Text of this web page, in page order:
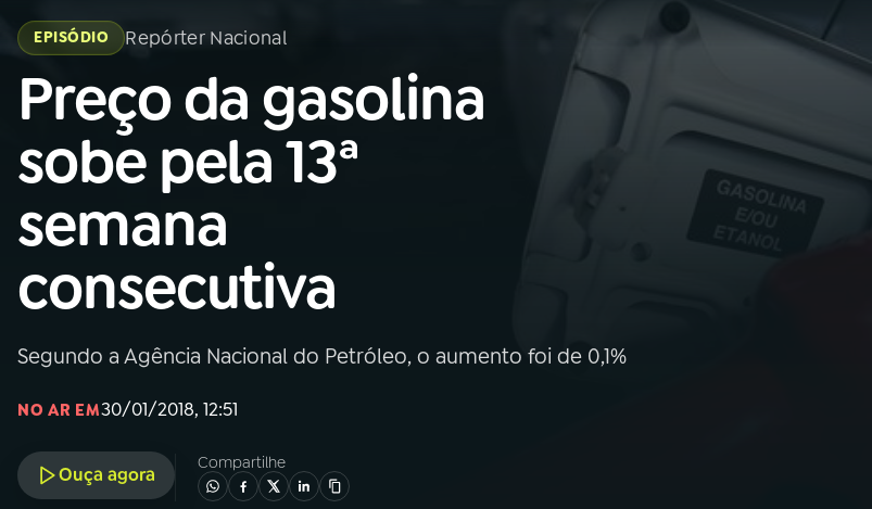
Buscar
na
Rádio
Nacional
AO VIVO
01INÍCIO
02 A RÁDIO
03PROGRAMAÇÃO
05PODCASTS
na
Rádio
EPISÓDIO Repórter Nacional
Preço da gasolina
sobe pela 13ª
semana
consecutiva
Segundo a Agência Nacional do Petróleo, o aumento foi de 0,1%
NO AR EM30/01/2018, 12:51
Ouça agora
Compartilhe